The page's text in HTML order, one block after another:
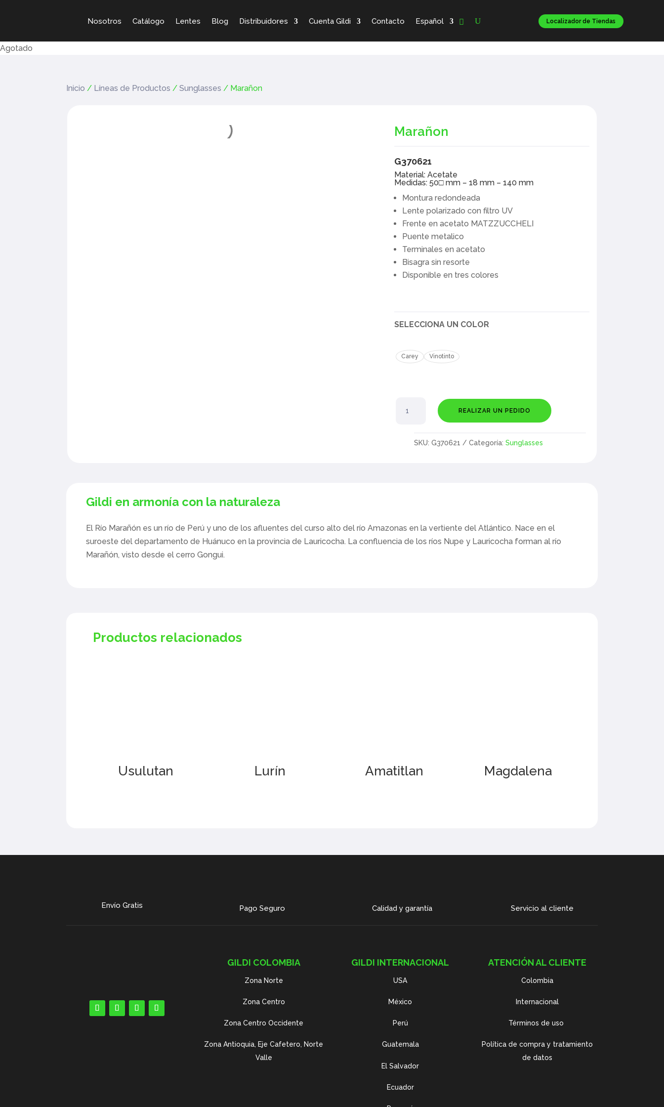
Nosotros Catálogo Lentes Blog Distribuidores Cuenta Gildi Contacto Español Localizador de Tiendas
Agotado
Inicio / Líneas de Productos /Sunglasses / Marañon
Marañon
G370621
Material: Acetate
Medidas: 50□ mm – 18 mm – 140 mm
Montura redondeada
Lente polarizado con filtro UV
Frente en acetato MATZZUCCHELI
Puente metalico
Terminales en acetato
Bisagra sin resorte
Disponible en tres colores
SELECCIONA UN COLOR
Carey Vinotinto
REALIZAR UN PEDIDO
SKU:G370621 Categoría:Sunglasses
Gildi en armonía con la naturaleza
El Río Marañón es un río de Perú y uno de los afluentes del curso alto del río Amazonas en la vertiente del Atlántico. Nace en el
suroeste del departamento de Huánuco en la provincia de Lauricocha. La confluencia de los ríos Nupe y Lauricocha forman al río
Marañón, visto desde el cerro Gongui.
Productos relacionados
Usulutan Lurín Amatitlan Magdalena
Envío Gratis Pago Seguro Calidad y garantía Servicio al cliente
GILDI COLOMBIA
Zona Norte
Zona Centro
Zona Centro Occidente
Zona Antioquia, Eje Cafetero, Norte
Valle
GILDI INTERNACIONAL
USA
México
Perú
Guatemala
El Salvador
Ecuador
ATENCIÓN AL CLIENTE
Colombia
Internacional
Términos de uso
Política de compra y tratamiento
de datos